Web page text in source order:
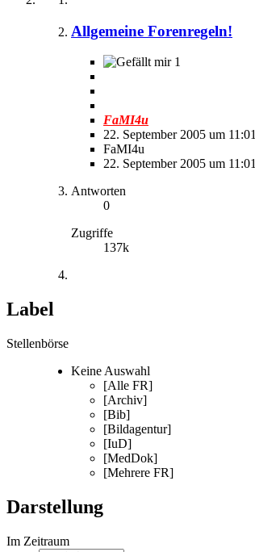
Allgemeine Forenregeln!
1
FaMI4u
22. September 2005 um 11:01
FaMI4u
22. September 2005 um 11:01
Antworten
0
Zugriffe
137k
Label
Stellenbörse
Keine Auswahl
[Alle FR]
[Archiv]
[Bib]
[Bildagentur]
[IuD]
[MedDok]
[Mehrere FR]
Darstellung
Im Zeitraum